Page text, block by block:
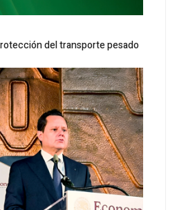
del transporte pesado